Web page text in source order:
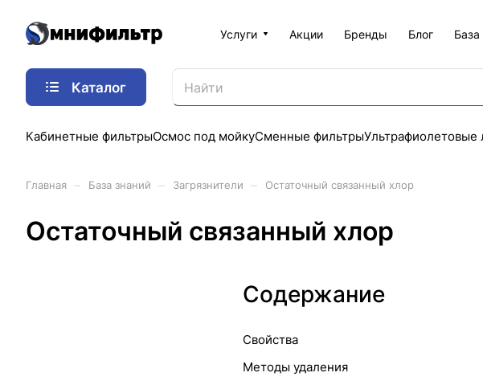
Услуги Акции Бренды Блог База
Каталог
Кабинетные фильтрыОсмос под мойкуСменные фильтрыУльтрафиолетовые
Главная База знаний Загрязнители Остаточный связанный хлор
Остаточный связанный хлор
Содержание
Свойства
Методы удаления